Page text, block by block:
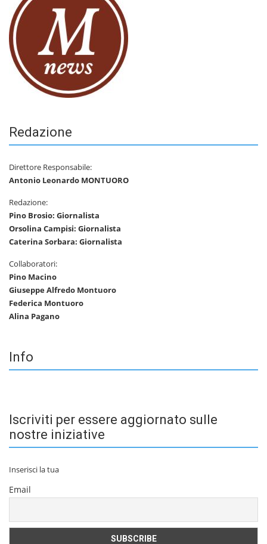
Redazione
Direttore Responsabile:
Antonio Leonardo MONTUORO
Redazione:
Pino Brosio: Giornalista
Orsolina Campisi: Giornalista
Caterina Sorbara: Giornalista
Collaboratori:
Pino Macino
Giuseppe Alfredo Montuoro
Federica Montuoro
Alina Pagano
Info
Iscriviti per essere aggiornato sulle
nostre iniziative
Inserisci la tua
Email